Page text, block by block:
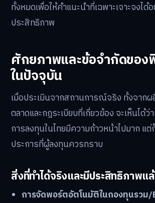
ทั้งหมดเพื่อให้คำแนะนำที่เฉพาะเจาะจงได้
ประสิทธิภาพ
ศักยภาพและข้อจำกัดของ
ในปัจจุบัน
เมื่อประเมินจากสถานการณ์จริง ทั้งจาก
ตลาดและกฎระเบียบที่เกี่ยวข้อง จะเห็นได้ว่
การลงทุนในไทยมีความก้าวหน้าไปมาก แ
ประการที่ผู้ลงทุนควรทราบ
สิ่งที่ทำได้จริงและมีประสิทธิภาพแ
การจัดพอร์ตอัตโนมัติในกองทุนรวม/